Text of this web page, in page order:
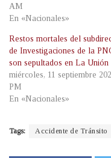
AM
En «Nacionales»
Restos mortales del
de Investigaciones de la
son sepultados en La Unión
miércoles, 11 septiembre
PM
En «Nacionales»
Tags: Accidente de Tránsito